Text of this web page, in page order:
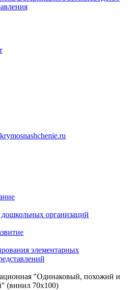
организаций
элементарных
"Одинаковый, похожий и
(винил 70x100)